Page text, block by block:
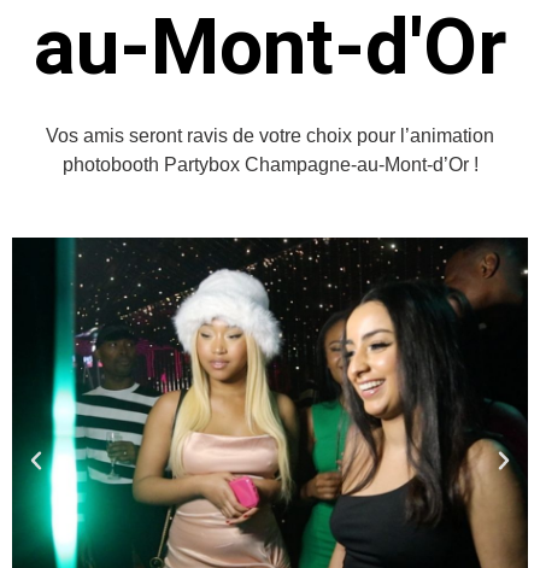
au-Mont-d'Or
Vos amis seront ravis de votre choix pour l’animation
photobooth Partybox Champagne-au-Mont-d’Or !